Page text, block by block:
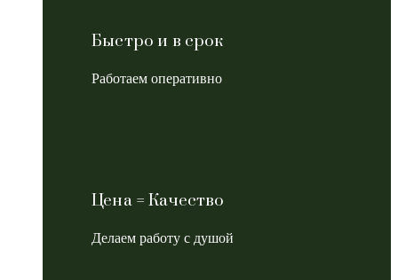
Быстро и в срок
Работаем оперативно
Цена = Качество
Делаем работу с душой